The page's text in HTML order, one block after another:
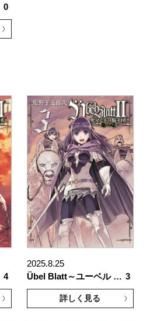
0
4
2025.8.25
Übel Blatt～ユーベル … 3
詳しく見る